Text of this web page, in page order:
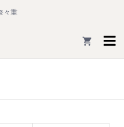
々重
